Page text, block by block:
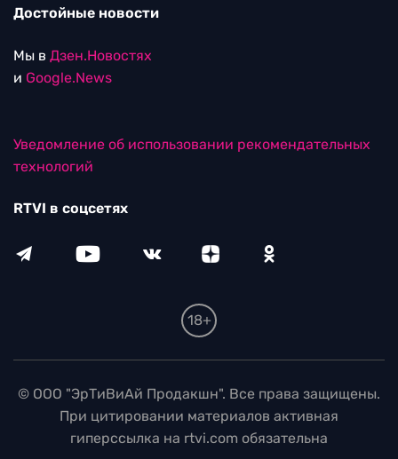
Достойные новости
Мы в Дзен.Новостях
и Google.News
Уведомление об использовании рекомендательных
технологий
RTVI в соцсетях
18+
© ООО "ЭрТиВиАй Продакшн". Все права защищены.
При цитировании материалов активная
гиперссылка на rtvi.com обязательна